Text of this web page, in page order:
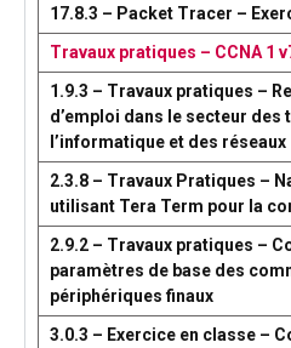
17.8.3 – Packet Tracer –
Travaux pratiques – CCNA 1
1.9.3 – Travaux pratiques –
d’emploi dans le secteur des
l’informatique et des réseaux
2.3.8 – Travaux Pratiques –
utilisant Tera Term pour la
2.9.2 – Travaux pratiques –
paramètres de base des
périphériques finaux
3.0.3 – Exercice en classe –